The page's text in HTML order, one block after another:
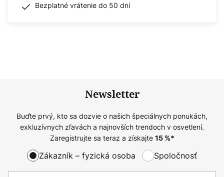
Bezplatné vrátenie do 50 dní
Newsletter
Buďte prvý, kto sa dozvie o našich špeciálnych ponukách,
exkluzívnych zľavách a najnovších trendoch v osvetlení.
Zaregistrujte sa teraz a získajte 15%*
Zákazník – fyzická osoba Spoločnosť